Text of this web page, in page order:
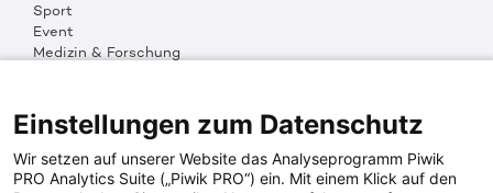
Sport
Event
Medizin & Forschung
Multimedia
Social Media
Einstellungen zum Datenschutz
Wir setzen auf unserer Website das Analyseprogramm Piwik
PRO Analytics Suite („Piwik PRO“) ein. Mit einem Klick auf den